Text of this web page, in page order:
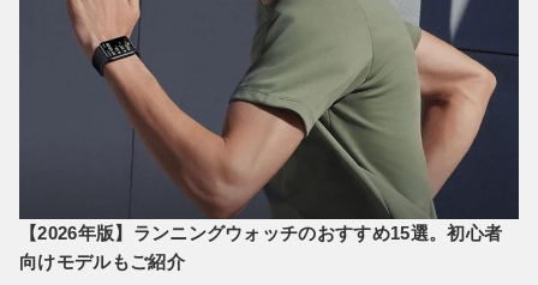
【2026年版】ランニングウォッチのおすすめ15選。初心者
向けモデルもご紹介